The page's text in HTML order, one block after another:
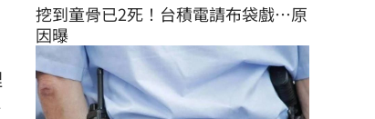
挖到童骨已2死！台積電請布袋戲…原
因曝